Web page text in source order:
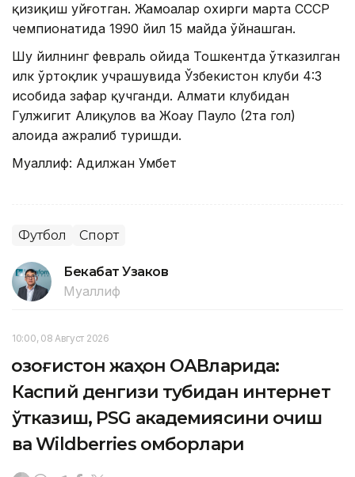
қизиқиш уйғотган. Жамоалар охирги марта СССР
чемпионатида 1990 йил 15 майда ўйнашган.
Шу йилнинг февраль ойида Тошкентда ўтказилган
илк ўртоқлик учрашувида Ўзбекистон клуби 4:3
ҳисобида зафар қучганди. Алмати клубидан
Гулжигит Алиқулов ва Жоау Пауло (2та гол)
алоҳида ажралиб туришди.
Муаллиф: Адилжан Умбет
Футбол Спорт
Бекабат Узаков
Муаллиф
10:00, 08 Август 2026
Қозоғистон жаҳон ОАВларида:
Каспий денгизи тубидан интернет
ўтказиш, PSG академиясини очиш
ва Wildberries омборлари